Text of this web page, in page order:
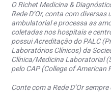
O Richet Medicina &
Rede D’Or, conta com
ambulatorial e processa as
coletadas nos hospitais e
possui Acreditação do PALC
Laboratórios Clínicos) da
Clínica/Medicina Laboratorial
pelo CAP (College of American
Conte com a Rede D’Or